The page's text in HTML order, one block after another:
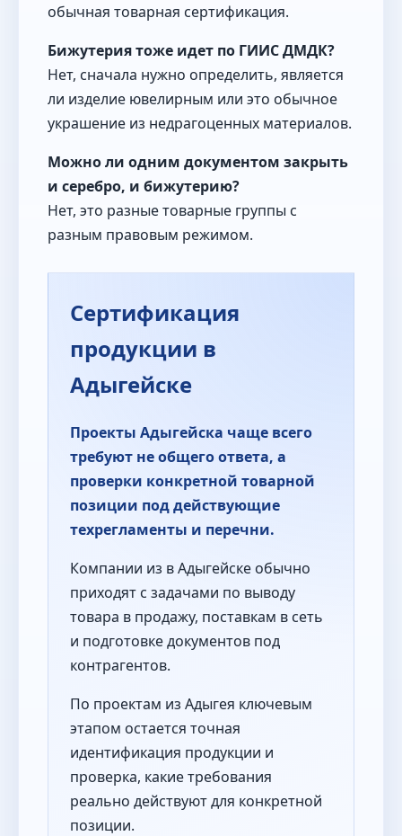
обычная товарная сертификация.
Бижутерия тоже идет по ГИИС ДМДК?
Нет, сначала нужно определить, является
ли изделие ювелирным или это обычное
украшение из недрагоценных материалов.
Можно ли одним документом закрыть
и серебро, и бижутерию?
Нет, это разные товарные группы с
разным правовым режимом.
Сертификация
продукции в
Адыгейске
Проекты Адыгейска чаще всего
требуют не общего ответа, а
проверки конкретной товарной
позиции под действующие
техрегламенты и перечни.
Компании из в Адыгейске обычно
приходят с задачами по выводу
товара в продажу, поставкам в сеть
и подготовке документов под
контрагентов.
По проектам из Адыгея ключевым
этапом остается точная
идентификация продукции и
проверка, какие требования
реально действуют для конкретной
позиции.